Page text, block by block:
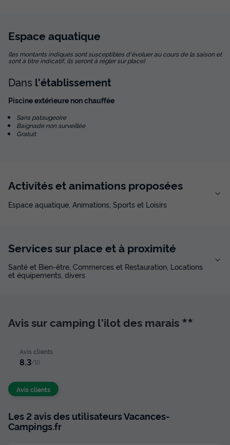
Espace aquatique
(les montants indiqués sont susceptibles d'évoluer au cours de la saison et
sont à titre indicatif, ils seront à régler sur place)
Dans l'établissement
Piscine extérieure non chauffée
Sans pataugeoire
Baignade non surveillée
Gratuit
Activités et animations proposées
Espace aquatique, Animations, Sports et Loisirs
Services sur place et à proximité
Santé et Bien-être, Commerces et Restauration, Locations
et équipements, divers
Avis sur camping l'ilot des marais ★★
Avis clients
8.3/10
Avis clients
Les 2 avis des utilisateurs Vacances-
Campings.fr